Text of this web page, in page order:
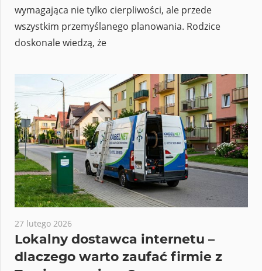
wymagająca nie tylko cierpliwości, ale przede
wszystkim przemyślanego planowania. Rodzice
doskonale wiedzą, że
27 lutego 2026
Lokalny dostawca internetu –
dlaczego warto zaufać firmie z